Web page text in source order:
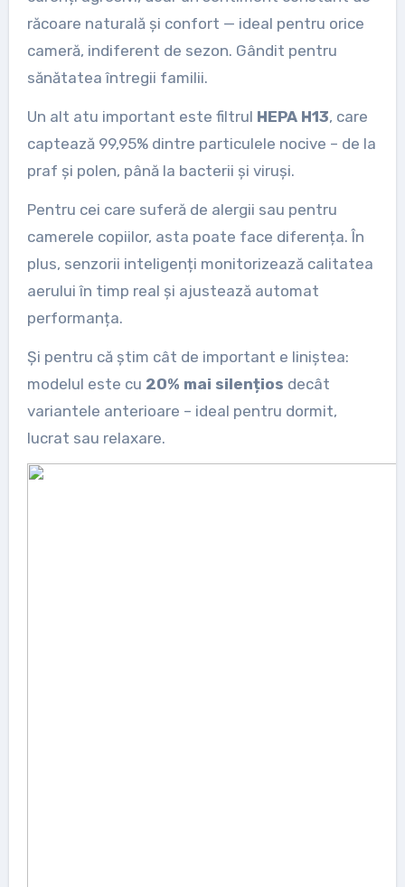
răcoare naturală și confort — ideal pentru orice
cameră, indiferent de sezon. Gândit pentru
sănătatea întregii familii.
Un alt atu important este filtrul HEPA H13, care
captează 99,95% dintre particulele nocive – de la
praf și polen, până la bacterii și viruși.
Pentru cei care suferă de alergii sau pentru
camerele copiilor, asta poate face diferența. În
plus, senzorii inteligenți monitorizează calitatea
aerului în timp real și ajustează automat
performanța.
Și pentru că știm cât de important e liniștea:
modelul este cu 20% mai silențios decât
variantele anterioare – ideal pentru dormit,
lucrat sau relaxare.